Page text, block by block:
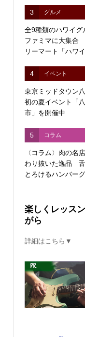
3 グルメ
全9種類のハワイグ
ファミマに大集合
リーマート「ハワイ
4 イベント
東京ミッドタウン
初の夏イベント「
市」を開催中
5 コラム
〈コラム〉肉の名
わり抜いた逸品
とろけるハンバーグ
楽しくレッス
がら
詳細はこちら▼